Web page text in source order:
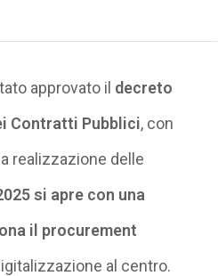
approvato il decreto
Contratti Pubblici, con
realizzazione delle
si apre con una
il procurement
al centro.